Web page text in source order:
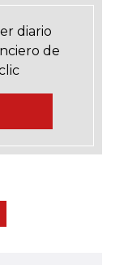
diario
de